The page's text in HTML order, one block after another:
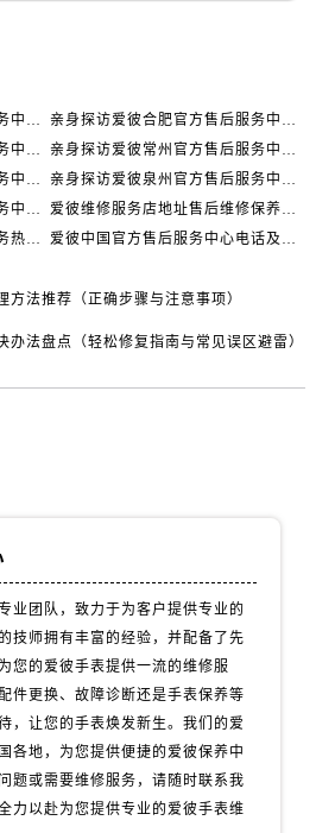
内蒙古自治区包头市青山区幸福路甲3号王府井百货名表维修爱彼售后服务中心（需提前预约）
内蒙古自治区赤峰市红山区哈达街爱彼售后服务中心（需提前预约）
内蒙古自治区鄂尔多斯市东胜区伊金霍洛街爱彼售后服务中心（需提前预约）
内蒙古自治区呼伦贝尔市海拉尔区中央街爱彼售后服务中心（需提前预约）
内蒙古自治区通辽市科尔沁区明仁大街爱彼售后服务中心（需提前预约）
内蒙古自治区锡林郭勒盟市锡林浩特市光明街与额尔敦路交叉口爱彼售后服务中心（需提前预约）
亲身探访爱彼天津官方售后服务中心｜全部地址与售后电话（2026年7月最新）
亲身探访爱彼合肥官方售后服务中心｜热线电话与网点地址（2026年7月最新）
亲身探访爱彼重庆官方售后服务中心｜详细地址与售后电话（2026年7月最新）
亲身探访爱彼常州官方售后服务中心｜热线与地址（2026年7月最新）
亲身探访爱彼贵阳官方售后服务中心｜网点地址及热线（2026年7月最新）
亲身探访爱彼泉州官方售后服务中心｜服务热线及具体地址（2026年7月最新）
亲身探访爱彼绍兴官方售后服务中心｜网点地址与售后热线（2026年7月最新）
爱彼维修服务店地址售后维修保养中心权威公示（2026年7月最新）
爱彼中国官方售后服务中心服务热线及全部地址实地考察报告_多信源验证（2026年7月最新）
爱彼中国官方售后服务中心电话及详细维修地址实地考察报告_多信源验证（2026年7月最新）
方法推荐（正确步骤与注意事项）
办法盘点（轻松修复指南与常见误区避雷）
业团队，致力于为客户提供专业的
技师拥有丰富的经验，并配备了先
您的爱彼手表提供一流的维修服
件更换、故障诊断还是手表保养等
，让您的手表焕发新生。我们的爱
各地，为您提供便捷的爱彼保养中
题或需要维修服务，请随时联系我
力以赴为您提供专业的爱彼手表维